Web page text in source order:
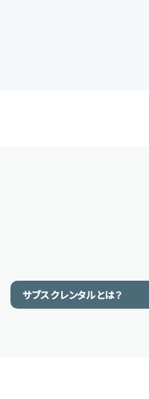
サブスクレンタルとは？